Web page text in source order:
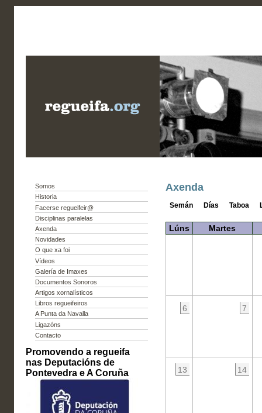
Somos
Historia
Facerse regueifeir@
Disciplinas paralelas
Axenda
Novidades
O que xa foi
Vídeos
Galería de Imaxes
Documentos Sonoros
Artigos xornalísticos
Libros regueifeiros
A Punta da Navalla
Ligazóns
Contacto
Promovendo a regueifa
nas Deputacións de
Pontevedra e A Coruña
Axenda
Semán Días Taboa
Lúns Martes
6 7
13 14